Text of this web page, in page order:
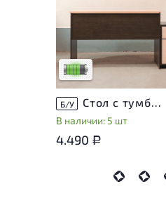
незначительные следы
эксплуатации, не
Низкая степень износа
Б/У Стол с тумбой ЛДСП Венге
В наличии: 5 шт
4.490 Р